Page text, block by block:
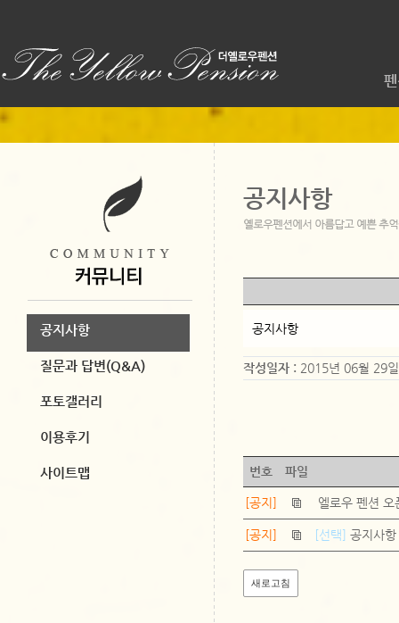
공지사항
질문과 답변(Q&A)
포토갤러리
이용후기
사이트맵
공지사항
공지사항
작성일자 : 2015년 06월 29일
번호 파일
[공지] 엘로우 펜션 오
[공지] [선택] 공지사항
새로고침